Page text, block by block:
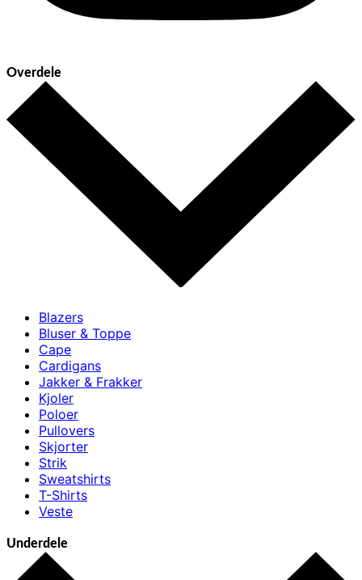
Overdele
Blazers
Bluser & Toppe
Cape
Cardigans
Jakker & Frakker
Kjoler
Poloer
Pullovers
Skjorter
Strik
Sweatshirts
T-Shirts
Veste
Underdele